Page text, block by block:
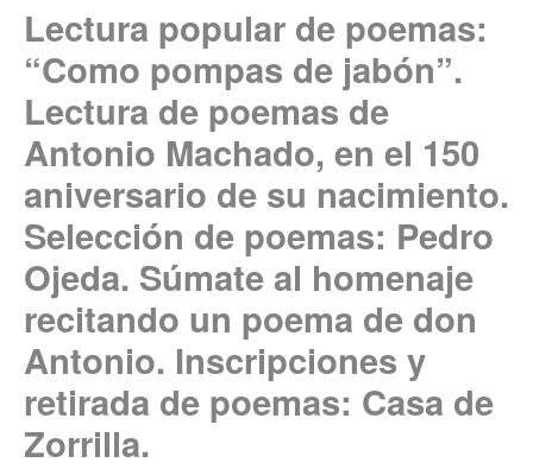
Lectura popular de poemas:
“Como pompas de jabón”.
Lectura de poemas de
Antonio Machado, en el 150
aniversario de su nacimiento.
Selección de poemas: Pedro
Ojeda. Súmate al homenaje
recitando un poema de don
Antonio. Inscripciones y
retirada de poemas: Casa de
Zorrilla.